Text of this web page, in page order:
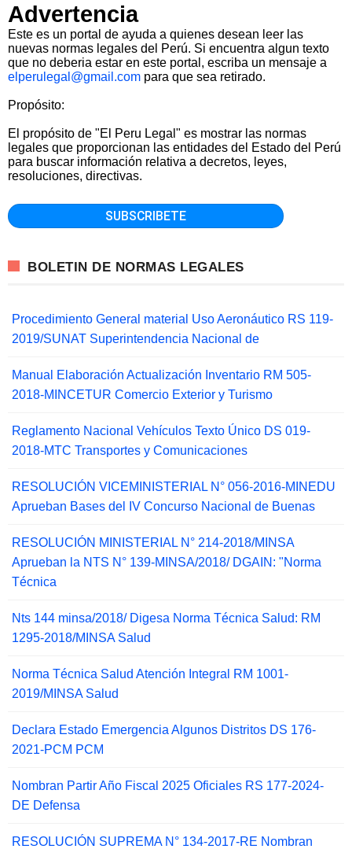
Advertencia
Este es un portal de ayuda a quienes desean leer las
nuevas normas legales del Perú. Si encuentra algun texto
que no deberia estar en este portal, escriba un mensaje a
elperulegal@gmail.com para que sea retirado.
Propósito:
El propósito de "El Peru Legal" es mostrar las normas
legales que proporcionan las entidades del Estado del Perú
para buscar información relativa a decretos, leyes,
resoluciones, directivas.
BOLETIN DE NORMAS LEGALES
Procedimiento General material Uso Aeronáutico RS 119-
2019/SUNAT Superintendencia Nacional de
Manual Elaboración Actualización Inventario RM 505-
2018-MINCETUR Comercio Exterior y Turismo
Reglamento Nacional Vehículos Texto Único DS 019-
2018-MTC Transportes y Comunicaciones
RESOLUCIÓN VICEMINISTERIAL N° 056-2016-MINEDU
Aprueban Bases del IV Concurso Nacional de Buenas
RESOLUCIÓN MINISTERIAL N° 214-2018/MINSA
Aprueban la NTS N° 139-MINSA/2018/ DGAIN: "Norma
Técnica
Nts 144 minsa/2018/ Digesa Norma Técnica Salud: RM
1295-2018/MINSA Salud
Norma Técnica Salud Atención Integral RM 1001-
2019/MINSA Salud
Declara Estado Emergencia Algunos Distritos DS 176-
2021-PCM PCM
Nombran Partir Año Fiscal 2025 Oficiales RS 177-2024-
DE Defensa
RESOLUCIÓN SUPREMA N° 134-2017-RE Nombran